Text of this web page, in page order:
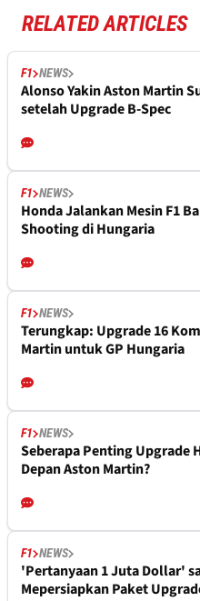
RELATED ARTICLES
F1 NEWS
Alonso Yakin Aston Martin
setelah Upgrade B-Spec
F1 NEWS
Honda Jalankan Mesin F1
Shooting di Hungaria
F1 NEWS
Terungkap: Upgrade 16
Martin untuk GP Hungaria
F1 NEWS
Seberapa Penting Upgrade
Depan Aston Martin?
F1 NEWS
'Pertanyaan 1 Juta Dollar'
Mepersiapkan Paket